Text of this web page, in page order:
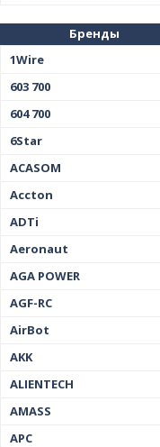
Бренды
1Wire
603 700
604 700
6Star
ACASOM
Accton
ADTi
Aeronaut
AGA POWER
AGF-RC
AirBot
AKK
ALIENTECH
AMASS
APC